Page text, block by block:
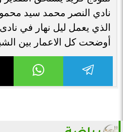
نادي النصر محمد سيد
الذي يعمل ليل نهار في
أوضحت كل الاعمار بين